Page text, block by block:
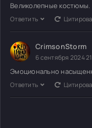
Великолепные костюмы.
Ответить
CrimsonStorm
6 сентября 2024
Эмоционально
Ответить